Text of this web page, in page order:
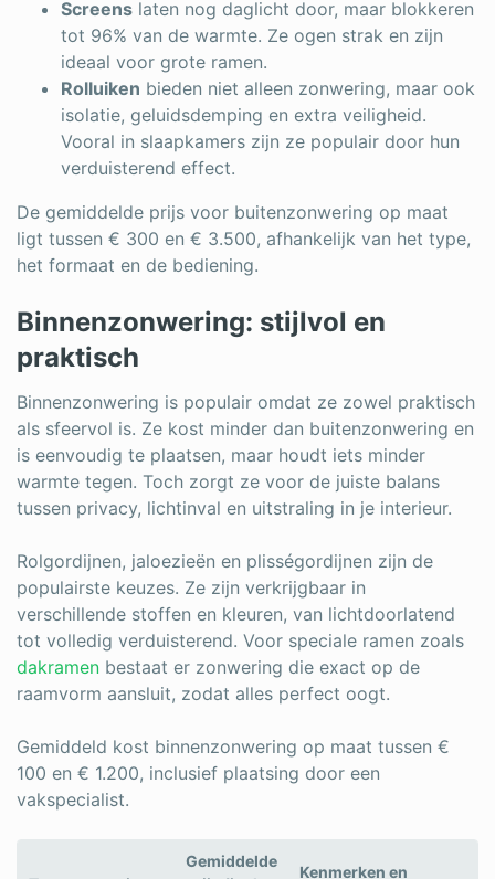
Screens laten nog daglicht door, maar blokkeren
tot 96% van de warmte. Ze ogen strak en zijn
ideaal voor grote ramen.
Rolluiken bieden niet alleen zonwering, maar ook
isolatie, geluidsdemping en extra veiligheid.
Vooral in slaapkamers zijn ze populair door hun
verduisterend effect.
De gemiddelde prijs voor buitenzonwering op maat
ligt tussen € 300 en € 3.500, afhankelijk van het type,
het formaat en de bediening.
Binnenzonwering: stijlvol en
praktisch
Binnenzonwering is populair omdat ze zowel praktisch
als sfeervol is. Ze kost minder dan buitenzonwering en
is eenvoudig te plaatsen, maar houdt iets minder
warmte tegen. Toch zorgt ze voor de juiste balans
tussen privacy, lichtinval en uitstraling in je interieur.
Rolgordijnen, jaloezieën en plisségordijnen zijn de
populairste keuzes. Ze zijn verkrijgbaar in
verschillende stoffen en kleuren, van lichtdoorlatend
tot volledig verduisterend. Voor speciale ramen zoals
dakramen bestaat er zonwering die exact op de
raamvorm aansluit, zodat alles perfect oogt.
Gemiddeld kost binnenzonwering op maat tussen €
100 en € 1.200, inclusief plaatsing door een
vakspecialist.
Gemiddelde
Kenmerken en